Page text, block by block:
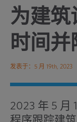
为建筑
时间并
发表于：5 月 19th, 2023
2023 年 5 月